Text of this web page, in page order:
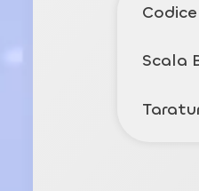
Codice
Scala